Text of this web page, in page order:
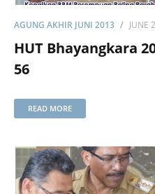
AGUNG AKHIR JUNI 2013 JUNE
HUT Bhayangkara
56
READ MORE